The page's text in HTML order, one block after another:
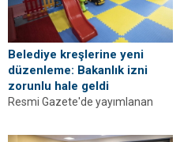
Belediye kreşlerine yeni
düzenleme: Bakanlık izni
zorunlu hale geldi
Resmi Gazete'de yayımlanan
dahil tüm kamu kurumlarının